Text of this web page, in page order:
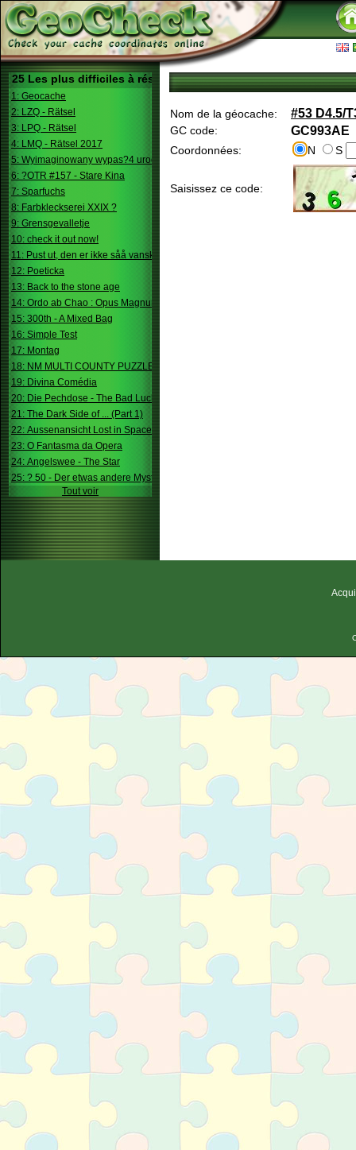
25 Les plus difficiles à résoudre
1: Geocache
2: LZQ - Rätsel
3: LPQ - Rätsel
4: LMQ - Rätsel 2017
5: Wyimaginowany wypas?4 urodziny
6: ?OTR #157 - Stare Kina
7: Sparfuchs
8: Farbkleckserei XXIX ?
9: Grensgevalletje
10: check it out now!
11: Pust ut, den er ikke såå vanskelig.
12: Poeticka
13: Back to the stone age
14: Ordo ab Chao : Opus Magnum
15: 300th - A Mixed Bag
16: Simple Test
17: Montag
18: NM MULTI COUNTY PUZZLE
19: Divina Comédia
20: Die Pechdose - The Bad Luck Box
21: The Dark Side of ... (Part 1)
22: Aussenansicht Lost in Space
23: O Fantasma da Opera
24: Angelswee - The Star
25: ? 50 - Der etwas andere Mystery
Tout voir
Nom de la géocache: #53 D4.5/
GC code: GC993AE
Coordonnées: N S
Saisissez ce code: